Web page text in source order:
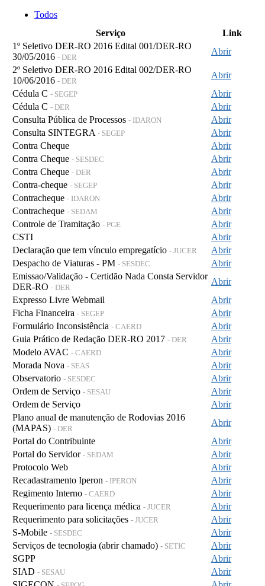
Todos
Serviço
Link
1º Seletivo DER-RO 2016 Edital 001/DER-RO
30/05/2016 - DER
Abrir
2º Seletivo DER-RO 2016 Edital 002/DER-RO
10/06/2016 - DER
Abrir
Cédula C - SEGEP
Abrir
Cédula C - DER
Abrir
Consulta Pública de Processos - IDARON
Abrir
Consulta SINTEGRA - SEGEP
Abrir
Contra Cheque
Abrir
Contra Cheque - SESDEC
Abrir
Contra Cheque - DER
Abrir
Contra-cheque - SEGEP
Abrir
Contracheque - IDARON
Abrir
Contracheque - SEDAM
Abrir
Controle de Tramitação - PGE
Abrir
CSTI
Abrir
Declaração que tem vínculo empregatício - JUCER
Abrir
Despacho de Viaturas - PM - SESDEC
Abrir
Emissao/Validação - Certidão Nada Consta Servidor
DER-RO - DER
Abrir
Expresso Livre Webmail
Abrir
Ficha Financeira - SEGEP
Abrir
Formulário Inconsistência - CAERD
Abrir
Guia Prático de Redação DER-RO 2017 - DER
Abrir
Modelo AVAC - CAERD
Abrir
Morada Nova - SEAS
Abrir
Observatorio - SESDEC
Abrir
Ordem de Serviço - SESAU
Abrir
Ordem de Serviço
Abrir
Plano anual de manutenção de Rodovias 2016
(MAPAS) - DER
Abrir
Portal do Contribuinte
Abrir
Portal do Servidor - SEDAM
Abrir
Protocolo Web
Abrir
Recadastramento Iperon - IPERON
Abrir
Regimento Interno - CAERD
Abrir
Requerimento para licença médica - JUCER
Abrir
Requerimento para solicitações - JUCER
Abrir
S-Mobile - SESDEC
Abrir
Serviços de tecnologia (abrir chamado) - SETIC
Abrir
SGPP
Abrir
SIAD - SESAU
Abrir